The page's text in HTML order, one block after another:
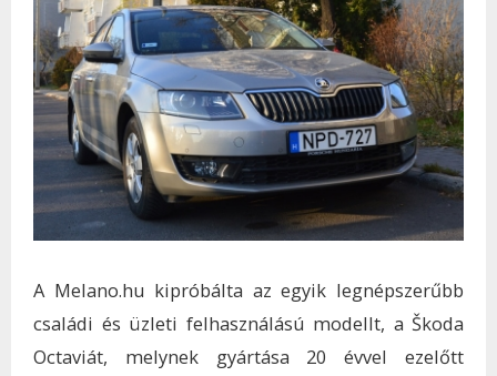
A Melano.hu kipróbálta az egyik legnépszerűbb
családi és üzleti felhasználású modellt, a Škoda
Octaviát, melynek gyártása 20 évvel ezelőtt